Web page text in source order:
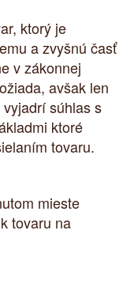
ktorý je
a zvyšnú časť
v zákonnej
avšak len
súhlas s
ktoré
tovaru.
mieste
tovaru na